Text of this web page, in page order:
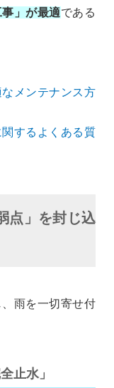
」が最適である
メンテナンス方
するよくある質
点」を封じ込
雨を一切寄せ付
止水」